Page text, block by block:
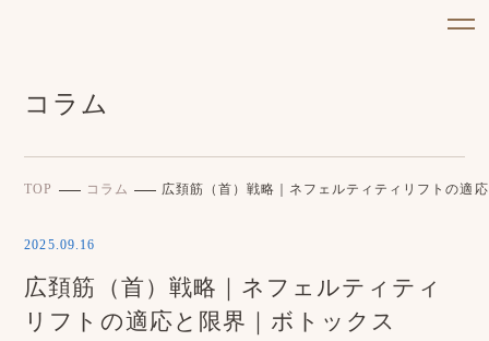
コラム
TOP コラム 広頚筋（首）戦略｜ネフェルティティリフトの適
2025.09.16
広頚筋（首）戦略｜ネフェルティティ
リフトの適応と限界｜ボトックス